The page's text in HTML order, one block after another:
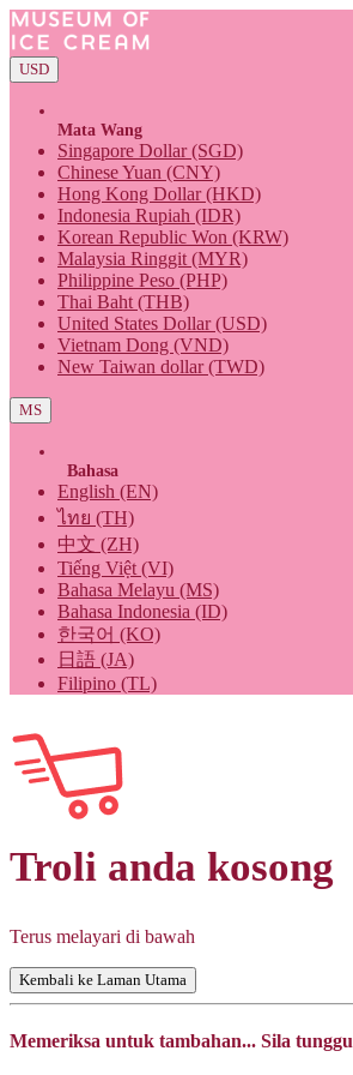
USD
Mata Wang
Singapore Dollar (SGD)
Chinese Yuan (CNY)
Hong Kong Dollar (HKD)
Indonesia Rupiah (IDR)
Korean Republic Won (KRW)
Malaysia Ringgit (MYR)
Philippine Peso (PHP)
Thai Baht (THB)
United States Dollar (USD)
Vietnam Dong (VND)
New Taiwan dollar (TWD)
MS
Bahasa
English (EN)
ไทย (TH)
中文 (ZH)
Tiếng Việt (VI)
Bahasa Melayu (MS)
Bahasa Indonesia (ID)
한국어 (KO)
日語 (JA)
Filipino (TL)
Troli anda kosong
Terus melayari di bawah
Kembali ke Laman Utama
Memeriksa untuk tambahan... Sila tunggu